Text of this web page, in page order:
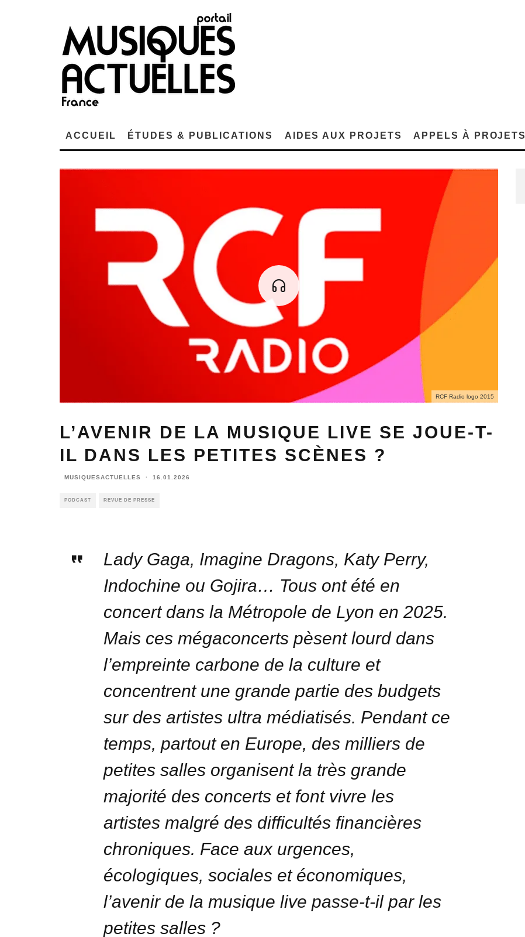
ACCUEIL ÉTUDES & PUBLICATIONS AIDES AUX PROJETS APPELS À PROJETS
RCF Radio logo 2015
L’AVENIR DE LA MUSIQUE LIVE SE JOUE-T-
IL DANS LES PETITES SCÈNES ?
MUSIQUESACTUELLES · 16.01.2026
PODCAST REVUE DE PRESSE
Lady Gaga, Imagine Dragons, Katy Perry,
Indochine ou Gojira… Tous ont été en
concert dans la Métropole de Lyon en 2025.
Mais ces mégaconcerts pèsent lourd dans
l’empreinte carbone de la culture et
concentrent une grande partie des budgets
sur des artistes ultra médiatisés. Pendant ce
temps, partout en Europe, des milliers de
petites salles organisent la très grande
majorité des concerts et font vivre les
artistes malgré des difficultés financières
chroniques. Face aux urgences,
écologiques, sociales et économiques,
l’avenir de la musique live passe-t-il par les
petites salles ?